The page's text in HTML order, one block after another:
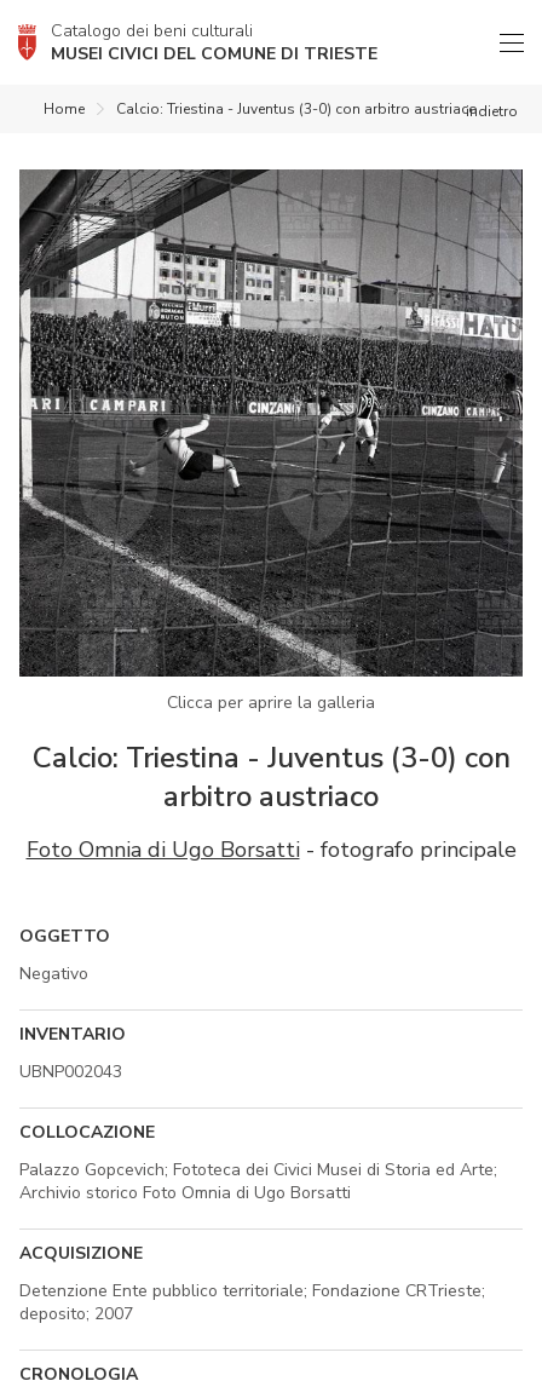
Catalogo dei beni culturali
MUSEI CIVICI DEL COMUNE DI TRIESTE
indietro
Home Calcio: Triestina - Juventus (3-0) con arbitro austriaco
Clicca per aprire la galleria
Calcio: Triestina - Juventus (3-0) con
arbitro austriaco
Foto Omnia di Ugo Borsatti- fotografo principale
OGGETTO
Negativo
INVENTARIO
UBNP002043
COLLOCAZIONE
Palazzo Gopcevich; Fototeca dei Civici Musei di Storia ed Arte;
Archivio storico Foto Omnia di Ugo Borsatti
ACQUISIZIONE
Detenzione Ente pubblico territoriale; Fondazione CRTrieste;
deposito; 2007
CRONOLOGIA